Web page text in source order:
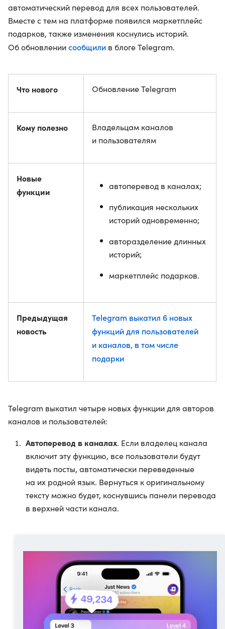
автоматический перевод для всех пользователей.
Вместе с тем на платформе появился маркетплейс
подарков, также изменения коснулись историй.
Об обновлениисообщили в блоге Telegram.
Что нового Обновление Telegram
Кому полезно
Владельцам каналов
и пользователям
Новые
функции
автоперевод в каналах;
публикация нескольких
историй одновременно;
авторазделение длинных
историй;
маркетплейс подарков.
Предыдущая
новость
Telegram выкатил 6 новых
функций для пользователей
и каналов, в том числе
подарки
Telegram выкатил четыре новых функции для авторов
каналов и пользователей:
Автоперевод в каналах. Если владелец канала
включит эту функцию, все пользователи будут
видеть посты, автоматически переведенные
на их родной язык. Вернуться к оригинальному
тексту можно будет, коснувшись панели перевода
в верхней части канала.